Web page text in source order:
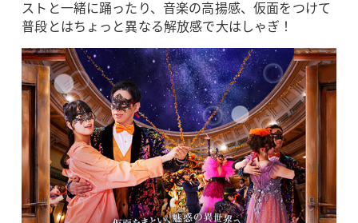
ストと一緒に踊ったり、音楽の高揚感、仮面をつけて
普段とはちょっと異なる解放感で大はしゃぎ！